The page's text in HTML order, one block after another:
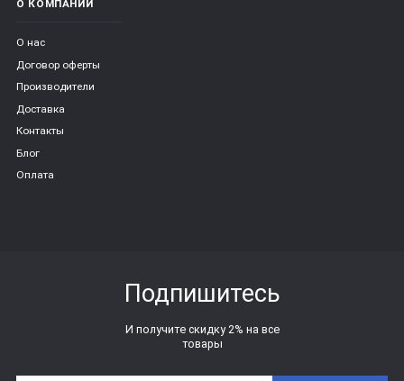
О КОМПАНИИ
О нас
Договор оферты
Производители
Доставка
Контакты
Блог
Оплата
Подпишитесь
И получите скидку 2% на все
товары